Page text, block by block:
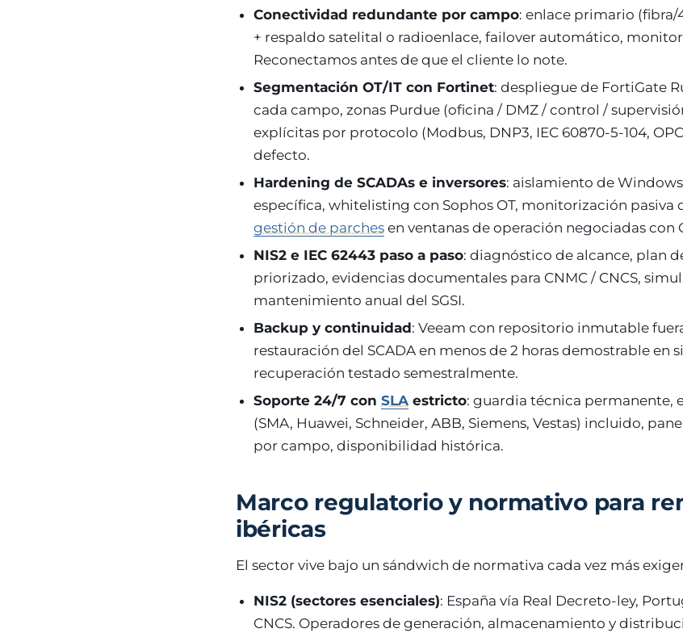
Conectividad redundante por campo: enlace primario (fibra/
+ respaldo satelital o radioenlace, failover automático,
Reconectamos antes de que el cliente lo note.
Segmentación OT/IT con Fortinet: despliegue de FortiGate
cada campo, zonas Purdue (oficina / DMZ / control /
explícitas por protocolo (Modbus, DNP3, IEC 60870-5-104,
defecto.
Hardening de SCADAs e inversores: aislamiento de
específica, whitelisting con Sophos OT, monitorización pasiva
gestión de parches en ventanas de operación negociadas con
NIS2 e IEC 62443 paso a paso: diagnóstico de alcance, plan
priorizado, evidencias documentales para CNMC / CNCS,
mantenimiento anual del SGSI.
Backup y continuidad: Veeam con repositorio inmutable
restauración del SCADA en menos de 2 horas demostrable en
recuperación testado semestralmente.
Soporte 24/7 con SLA estricto: guardia técnica permanente,
(SMA, Huawei, Schneider, ABB, Siemens, Vestas) incluido,
por campo, disponibilidad histórica.
Marco regulatorio y normativo para
ibéricas
El sector vive bajo un sándwich de normativa cada vez más
NIS2 (sectores esenciales): España vía Real Decreto-ley,
CNCS. Operadores de generación, almacenamiento y